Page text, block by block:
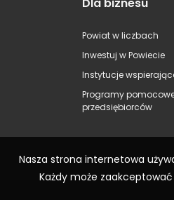
Dla biznesu
Powiat w liczbach
Inwestuj w Powiecie
Instytucje
Programy
przedsiębiorców
Nasza strona internetowa
Każdy może